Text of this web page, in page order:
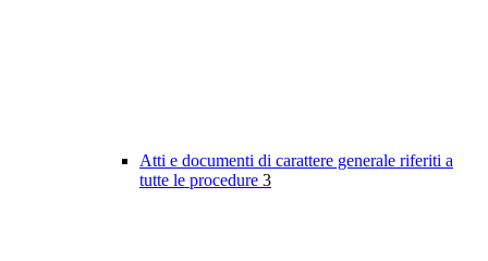
Atti e documenti di carattere generale riferiti a
tutte le procedure 3